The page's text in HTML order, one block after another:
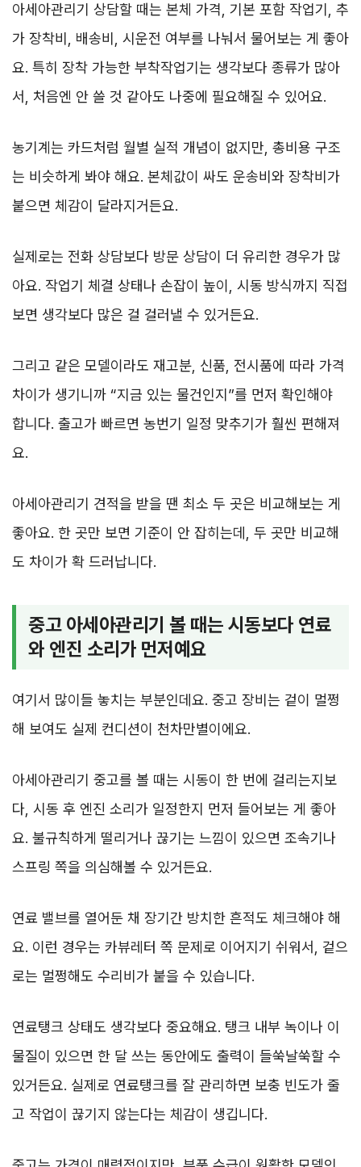
아세아관리기 상담할 때는 본체 가격, 기본 포함 작업기, 추
가 장착비, 배송비, 시운전 여부를 나눠서 물어보는 게 좋아
요. 특히 장착 가능한 부착작업기는 생각보다 종류가 많아
서, 처음엔 안 쓸 것 같아도 나중에 필요해질 수 있어요.
농기계는 카드처럼 월별 실적 개념이 없지만, 총비용 구조
는 비슷하게 봐야 해요. 본체값이 싸도 운송비와 장착비가
붙으면 체감이 달라지거든요.
실제로는 전화 상담보다 방문 상담이 더 유리한 경우가 많
아요. 작업기 체결 상태나 손잡이 높이, 시동 방식까지 직접
보면 생각보다 많은 걸 걸러낼 수 있거든요.
그리고 같은 모델이라도 재고분, 신품, 전시품에 따라 가격
차이가 생기니까 “지금 있는 물건인지”를 먼저 확인해야
합니다. 출고가 빠르면 농번기 일정 맞추기가 훨씬 편해져
요.
아세아관리기 견적을 받을 땐 최소 두 곳은 비교해보는 게
좋아요. 한 곳만 보면 기준이 안 잡히는데, 두 곳만 비교해
도 차이가 확 드러납니다.
중고 아세아관리기 볼 때는 시동보다 연료
와 엔진 소리가 먼저예요
여기서 많이들 놓치는 부분인데요. 중고 장비는 겉이 멀쩡
해 보여도 실제 컨디션이 천차만별이에요.
아세아관리기 중고를 볼 때는 시동이 한 번에 걸리는지보
다, 시동 후 엔진 소리가 일정한지 먼저 들어보는 게 좋아
요. 불규칙하게 떨리거나 끊기는 느낌이 있으면 조속기나
스프링 쪽을 의심해볼 수 있거든요.
연료 밸브를 열어둔 채 장기간 방치한 흔적도 체크해야 해
요. 이런 경우는 카뷰레터 쪽 문제로 이어지기 쉬워서, 겉으
로는 멀쩡해도 수리비가 붙을 수 있습니다.
연료탱크 상태도 생각보다 중요해요. 탱크 내부 녹이나 이
물질이 있으면 한 달 쓰는 동안에도 출력이 들쑥날쑥할 수
있거든요. 실제로 연료탱크를 잘 관리하면 보충 빈도가 줄
고 작업이 끊기지 않는다는 체감이 생깁니다.